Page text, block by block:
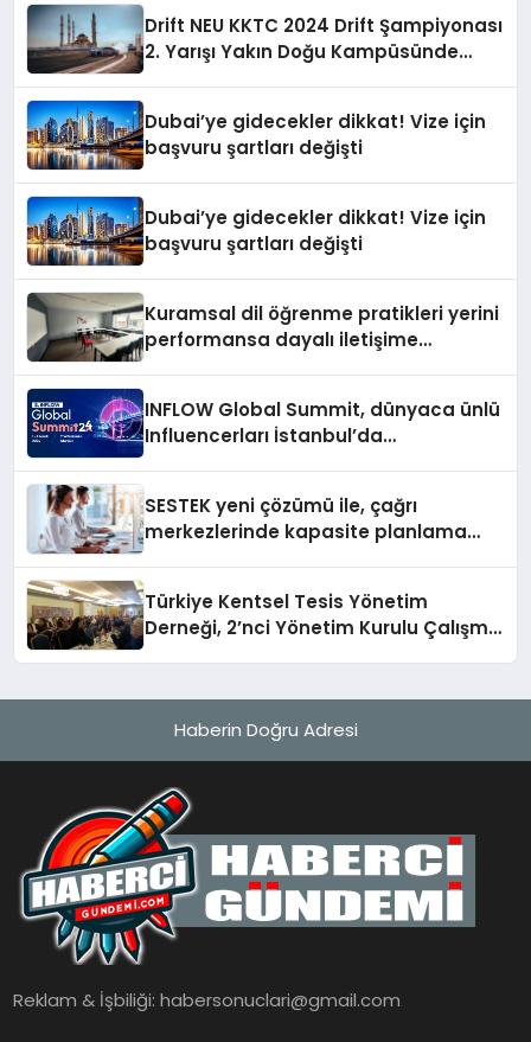
Drift NEU KKTC 2024 Drift Şampiyonası
2. Yarışı Yakın Doğu Kampüsünde
Dubai’ye gidecekler dikkat! Vize için
başvuru şartları değişti
Dubai’ye gidecekler dikkat! Vize için
başvuru şartları değişti
Kuramsal dil öğrenme pratikleri yerini
performansa dayalı iletişime
INFLOW Global Summit, dünyaca ünlü
Influencerları İstanbul’da
SESTEK yeni çözümü ile, çağrı
merkezlerinde kapasite planlama
Türkiye Kentsel Tesis Yönetim
Derneği, 2’nci Yönetim Kurulu Çalışma
Haberin Doğru Adresi
Reklam & İşbiliği:habersonuclari@gmail.com